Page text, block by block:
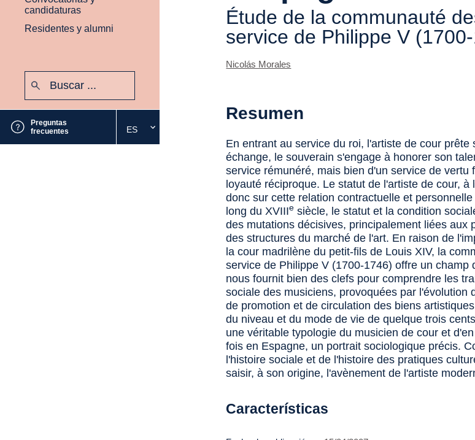
candidaturas
Residentes y alumni
Preguntas
frecuentes
Seleccione
el
ES
Étude de la communauté
service de Philippe V
Nicolás Morales
Resumen
En entrant au service du roi, l'artiste de cour prête
échange, le souverain s'engage à honorer son
service rémunéré, mais bien d'un service de vertu
loyauté réciproque. Le statut de l'artiste de cour,
donc sur cette relation contractuelle et
long du XVIIIe siècle, le statut et la condition
des mutations décisives, principalement liées aux
des structures du marché de l'art. En raison de
la cour madrilène du petit-fils de Louis XIV, la
service de Philippe V (1700-1746) offre un champ
nous fournit bien des clefs pour comprendre les
sociale des musiciens, provoquées par l'évolution
de promotion et de circulation des biens
du niveau et du mode de vie de quelque trois
une véritable typologie du musicien de cour et
fois en Espagne, un portrait sociologique précis.
l'histoire sociale et de l'histoire des pratiques
saisir, à son origine, l'avènement de l'artiste
Características